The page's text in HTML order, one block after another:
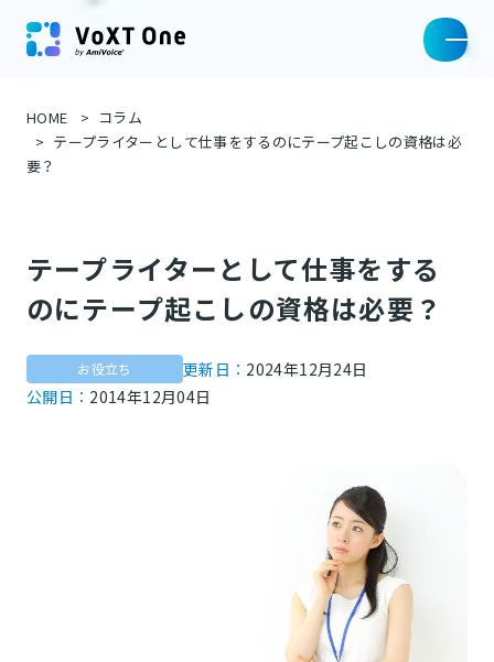
HOME
コラム
テープライターとして仕事をするのにテープ起こしの資格は必
要？
テープライターとして仕事をする
のにテープ起こしの資格は必要？
お役立ち 更新日： 2024年12月24日
公開日： 2014年12月04日